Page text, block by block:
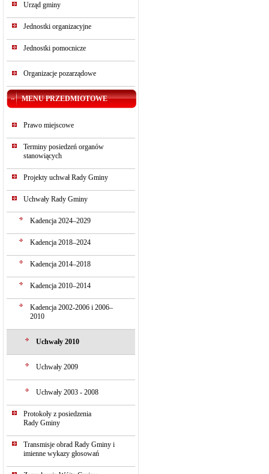
Urząd gminy
Jednostki organizacyjne
Jednostki pomocnicze
Organizacje pozarządowe
MENU PRZEDMIOTOWE
Prawo miejscowe
Terminy posiedzeń organów
stanowiących
Projekty uchwał Rady Gminy
Uchwały Rady Gminy
Kadencja 2024–2029
Kadencja 2018–2024
Kadencja 2014–2018
Kadencja 2010–2014
Kadencja 2002-2006 i 2006–
2010
Uchwały 2010
Uchwały 2009
Uchwały 2003 - 2008
Protokoły z posiedzenia
Rady Gminy
Transmisje obrad Rady Gminy i
imienne wykazy głosowań